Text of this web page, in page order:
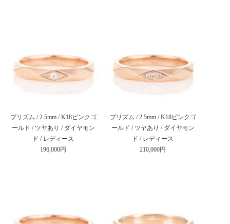
プリズム / 2.5mm / K18ピンクゴ
ールド / ツヤあり / ダイヤモン
ド / レディース
196,000円
プリズム / 2.5mm / K18ピンクゴ
ールド / ツヤあり / ダイヤモン
ド / レディース
210,000円